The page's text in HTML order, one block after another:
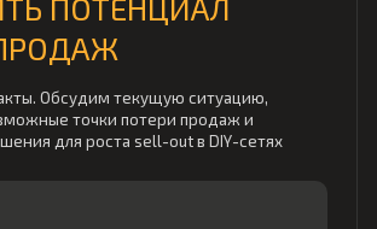
ПОТЕНЦИАЛ
Обсудим текущую ситуацию,
точки потери продаж и
для роста sell-out в DIY-сетях